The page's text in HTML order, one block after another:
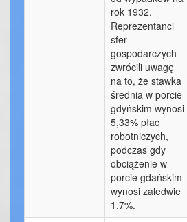
rok 1932.
Reprezentanci
sfer
gospodarczych
zwrócili uwagę
na to, że stawka
średnia w porcie
gdyńskim wynosi
5,33% płac
robotniczych,
podczas gdy
obciążenie w
porcie gdańskim
wynosi zaledwie
1,7%.